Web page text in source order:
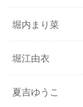
堀内まり菜
堀江由衣
夏吉ゆうこ